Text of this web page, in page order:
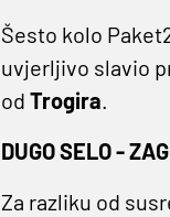
Šesto kolo
uvjerljivo slavio
od Trogira.
DUGO SELO -
Za razliku od